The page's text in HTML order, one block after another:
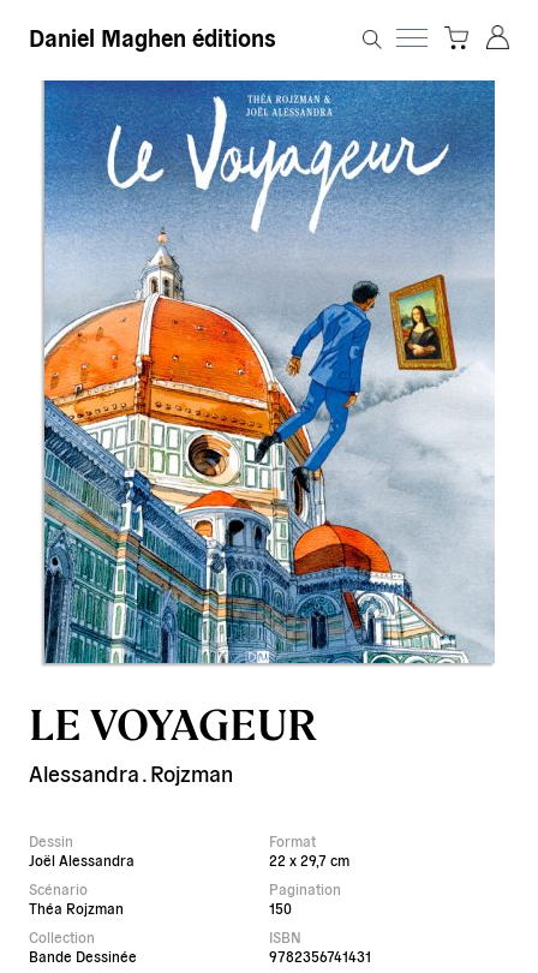
Daniel Maghen éditions
LE VOYAGEUR
Alessandra.Rojzman
Dessin
Joël Alessandra
Scénario
Théa Rojzman
Collection
Bande Dessinée
Format
22 x 29,7 cm
Pagination
150
ISBN
9782356741431